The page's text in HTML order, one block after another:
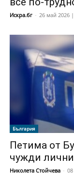
Искра.бг - 26 май 2026
България
Петима от
чужди
Николета Стойчева -